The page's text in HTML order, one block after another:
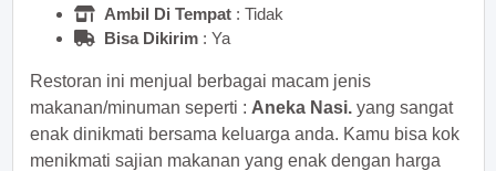
Ambil Di Tempat : Tidak
Bisa Dikirim : Ya
Restoran ini menjual berbagai macam jenis
makanan/minuman seperti : Aneka Nasi. yang sangat
enak dinikmati bersama keluarga anda. Kamu bisa kok
menikmati sajian makanan yang enak dengan harga